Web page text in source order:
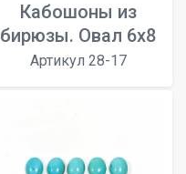
Кабошоны из
бирюзы. Овал 6x8
Артикул 28-17